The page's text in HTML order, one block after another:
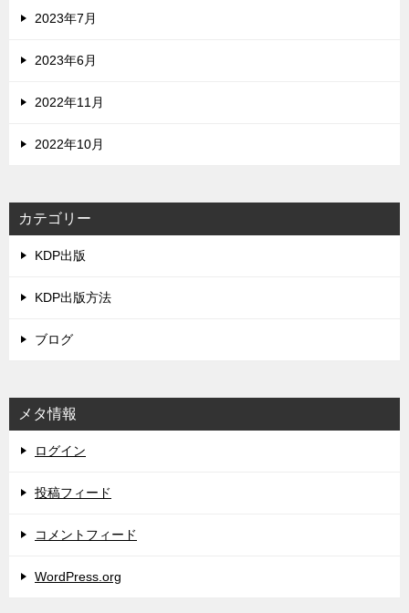
2023年7月
2023年6月
2022年11月
2022年10月
カテゴリー
KDP出版
KDP出版方法
ブログ
メタ情報
ログイン
投稿フィード
コメントフィード
WordPress.org